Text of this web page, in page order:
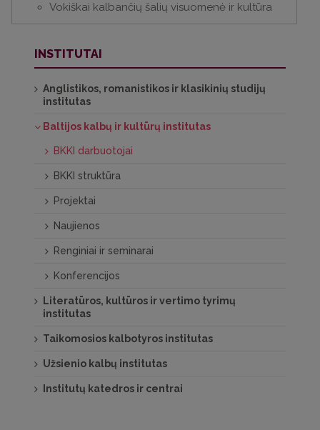
Vokiškai kalbančių šalių visuomenė ir kultūra
INSTITUTAI
Anglistikos, romanistikos ir klasikinių studijų
institutas
Baltijos kalbų ir kultūrų institutas
BKKI darbuotojai
BKKI struktūra
Projektai
Naujienos
Renginiai ir seminarai
Konferencijos
Literatūros, kultūros ir vertimo tyrimų
institutas
Taikomosios kalbotyros institutas
Užsienio kalbų institutas
Institutų katedros ir centrai